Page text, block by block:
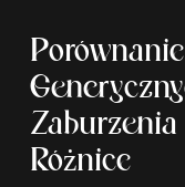
Różnice